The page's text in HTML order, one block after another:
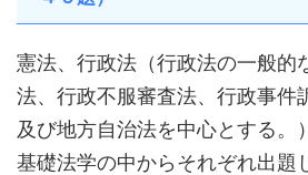
憲法、行政法（行政法の一般的
法、行政不服審査法、行政事件
及び地方自治法を中心とする。
基礎法学の中からそれぞれ出題